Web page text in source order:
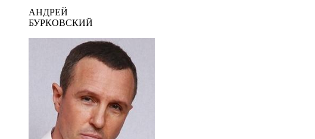
АНДРЕЙ
БУРКОВСКИЙ